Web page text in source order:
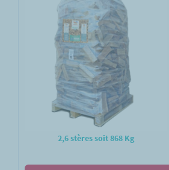
2,6 stères soit 868 Kg